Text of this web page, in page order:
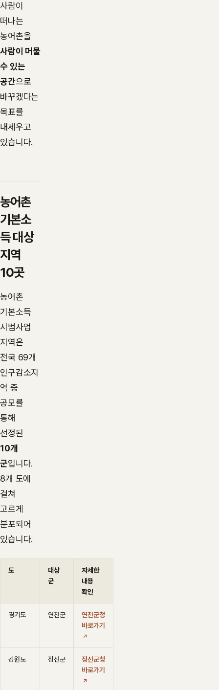
사람이
떠나는
농어촌을
사람이 머물
수 있는
공간으로
바꾸겠다는
목표를
내세우고
있습니다.
농어촌
기본소
득 대상
지역
10곳
농어촌
기본소득
시범사업
지역은
전국 69개
인구감소지
역 중
공모를
통해
선정된
10개
군입니다.
8개 도에
걸쳐
고르게
분포되어
있습니다.
도
대상
군
자세한
내용
확인
경기도 연천군
연천군청
바로가기
강원도 정선군
정선군청
바로가기